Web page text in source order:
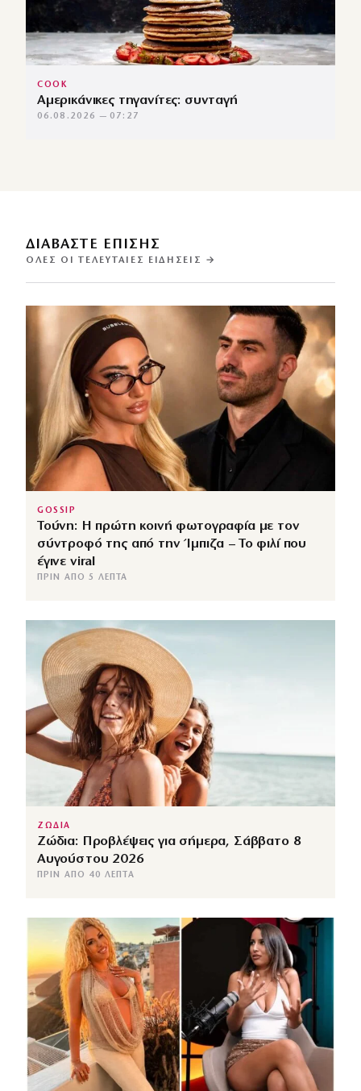
COOK
Αμερικάνικες τηγανίτες: συνταγή
06.08.2026 — 07:27
ΔΙΑΒΑΣΤΕ ΕΠΙΣΗΣ
ΌΛΕΣ ΟΙ ΤΕΛΕΥΤΑΊΕΣ ΕΙΔΉΣΕΙΣ →
GOSSIP
Τούνη: Η πρώτη κοινή φωτογραφία με τον
σύντροφό της από την Ίμπιζα – Το φιλί που
έγινε viral
ΠΡΙΝ ΑΠΌ 5 ΛΕΠΤΆ
ΖΩΔΙΑ
Ζώδια: Προβλέψεις για σήμερα, Σάββατο 8
Αυγούστου 2026
ΠΡΙΝ ΑΠΌ 40 ΛΕΠΤΆ